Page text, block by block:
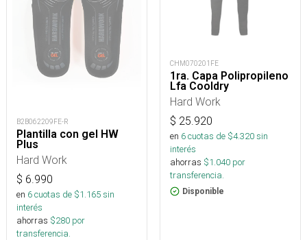
B2B062209FE-R
Plantilla con gel HW
Plus
Hard Work
$ 6.990
en 6cuotas de $1.165sin
interés
ahorras $280 por
transferencia.
CHM070201FE
1ra. Capa Polipropileno
Lfa Cooldry
Hard Work
$ 25.920
en 6cuotas de $4.320sin
interés
ahorras $1.040 por
transferencia.
Disponible